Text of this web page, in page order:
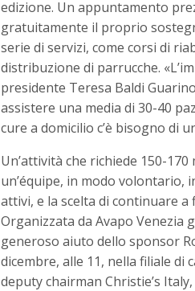
edizione. Un appuntamento
gratuitamente il proprio
serie di servizi, come corsi di
distribuzione di parrucche.
presidente Teresa Baldi
assistere una media di 30-40
cure a domicilio c’è bisogno di
Un’attività che richiede 150-
un’équipe, in modo volontario,
attivi, e la scelta di continuare a
Organizzata da Avapo Venezia
generoso aiuto dello sponsor
dicembre, alle 11, nella filiale di
deputy chairman Christie’s